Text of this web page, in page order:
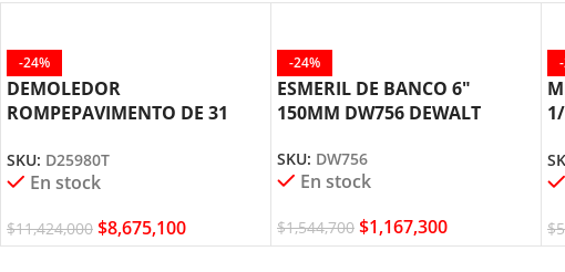
-24%
DEMOLEDOR
ROMPEPAVIMENTO DE 31
DEWALT
SKU: D25980T
En stock
$11,424,000 $8,675,100
-24%
ESMERIL DE BANCO 6″
150MM DW756 DEWALT
SKU: DW756
En stock
$1,544,700 $1,167,300 $